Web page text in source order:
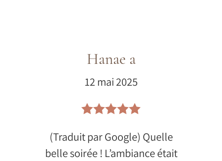
Hanae a
12 mai 2025

(Traduit par Google) Quelle
belle soirée ! L’ambiance était